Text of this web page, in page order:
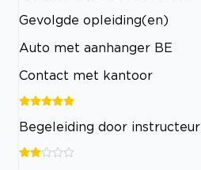
Gevolgde opleiding(en)
Auto met aanhanger BE
Contact met kantoor
Begeleiding door instructeur